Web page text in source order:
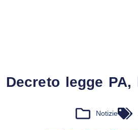
Decreto legge
Notizie